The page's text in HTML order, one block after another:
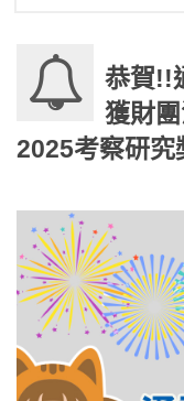
恭賀!!
獲財
2025考察研究